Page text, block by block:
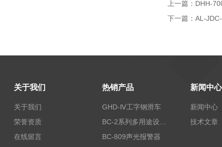
上一篇： DHH-
下一篇： AL-
关于我们
关于我们
荣誉资质
在线留言
热销产品
GHD-Ⅳ工字钢滑车
BC-809声光报警器
新闻中心
新闻中心
技术文章